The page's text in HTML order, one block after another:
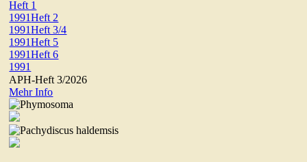
Heft 1
1991Heft 2
1991Heft 3/4
1991Heft 5
1991Heft 6
1991
APH-Heft 3/2026
Mehr Info